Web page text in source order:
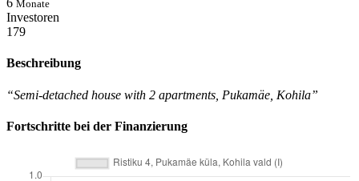
6 Monate
Investoren
179
Beschreibung
“Semi-detached house with 2 apartments, Pukamäe, Kohila”
Fortschritte bei der Finanzierung